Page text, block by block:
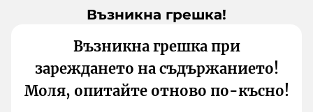
Възникна грешка!
Възникна грешка при
зареждането на съдържанието!
Моля, опитайте отново по-късно!